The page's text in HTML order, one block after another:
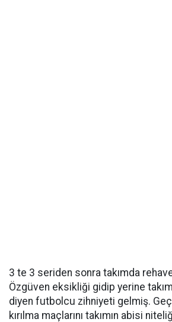
3 te 3 seriden sonra takımda
Özgüven eksikliği gidip yerine
diyen futbolcu zihniyeti gelmiş.
kırılma maçlarını takımın abisi